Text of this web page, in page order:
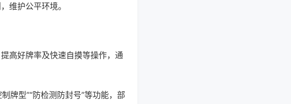
维护公平环境。
高好牌率及快速自摸等操作，通
牌型”“防检测防封号”等功能，部